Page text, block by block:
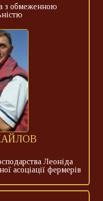
з обмеженною
Леоніда
асоціації фермерів